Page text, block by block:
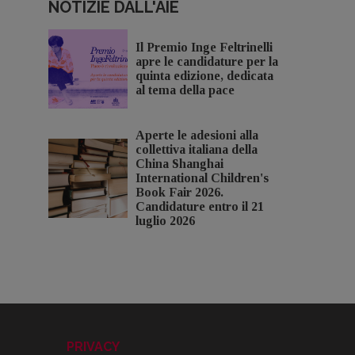
NOTIZIE DALL'AIE
Il Premio Inge Feltrinelli
apre le candidature per la
quinta edizione, dedicata
al tema della pace
Aperte le adesioni alla
collettiva italiana della
China Shanghai
International Children's
Book Fair 2026.
Candidature entro il 21
luglio 2026
PRIVACY